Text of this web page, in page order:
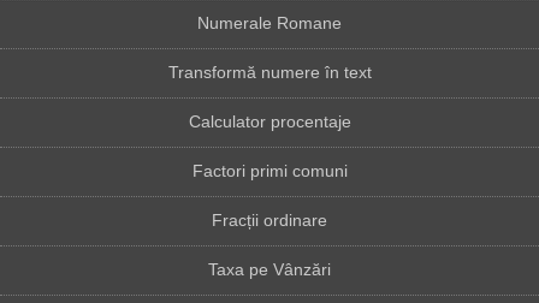
Numerale Romane
Transformă numere în text
Calculator procentaje
Factori primi comuni
Fracții ordinare
Taxa pe Vânzări